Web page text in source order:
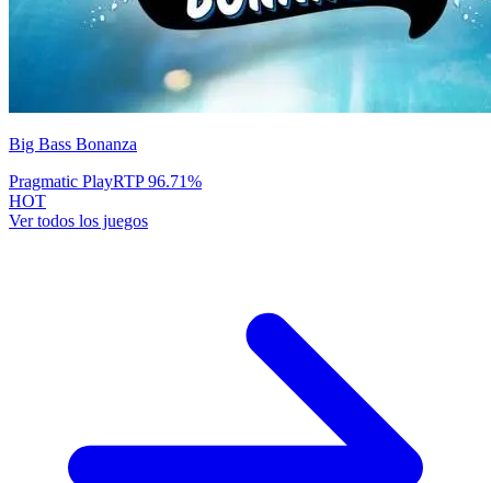
Big Bass Bonanza
Pragmatic PlayRTP96.71%
HOT
Ver todos los juegos